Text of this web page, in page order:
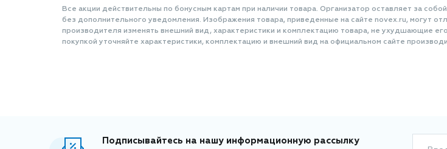
Все акции действительны по бонусным картам при наличии товара. Организатор оставляет за
без дополнительного уведомления. Изображения товара, приведенные на сайте novex.ru, могут
производителя изменять внешний вид, характеристики и комплектацию товара, не ухудшающие
покупкой уточняйте характеристики, комплектацию и внешний вид на официальном сайте
Подписывайтесь на нашу информационную рассылку